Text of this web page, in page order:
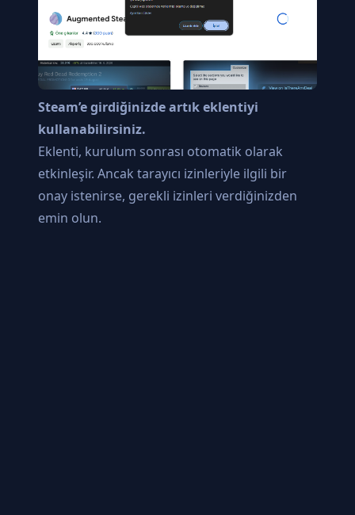
Steam’e girdiğinizde artık eklentiyi
kullanabilirsiniz.
Eklenti, kurulum sonrası otomatik olarak
etkinleşir. Ancak tarayıcı izinleriyle ilgili bir
onay istenirse, gerekli izinleri verdiğinizden
emin olun.